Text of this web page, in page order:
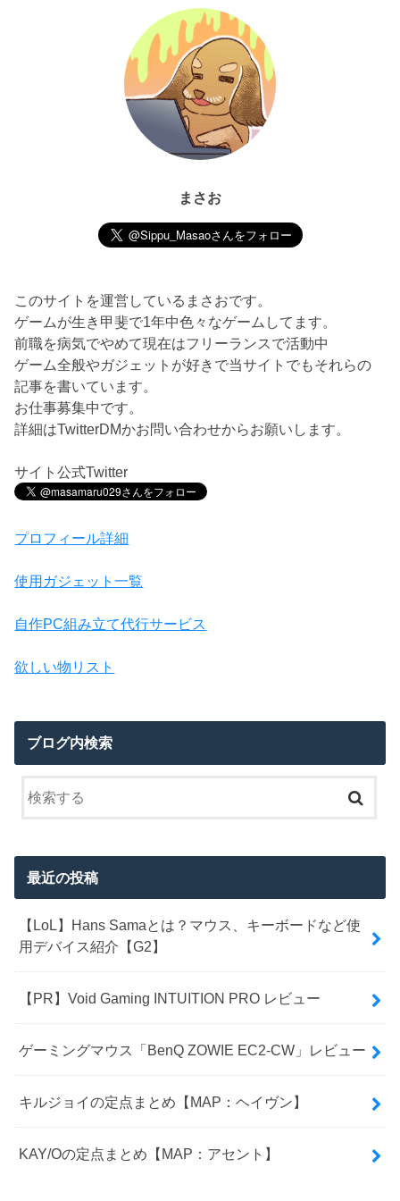
まさお
このサイトを運営しているまさおです。
ゲームが生き甲斐で1年中色々なゲームしてます。
前職を病気でやめて現在はフリーランスで活動中
ゲーム全般やガジェットが好きで当サイトでもそれらの
記事を書いています。
お仕事募集中です。
詳細はTwitterDMかお問い合わせからお願いします。
サイト公式Twitter
プロフィール詳細
使用ガジェット一覧
自作PC組み立て代行サービス
欲しい物リスト
ブログ内検索
最近の投稿
【LoL】Hans Samaとは？マウス、キーボードなど使
用デバイス紹介【G2】
【PR】Void Gaming INTUITION PRO レビュー
ゲーミングマウス「BenQ ZOWIE EC2-CW」レビュー
キルジョイの定点まとめ【MAP：ヘイヴン】
KAY/Oの定点まとめ【MAP：アセント】